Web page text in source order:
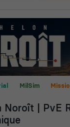
MilSim
Noroît | PvE